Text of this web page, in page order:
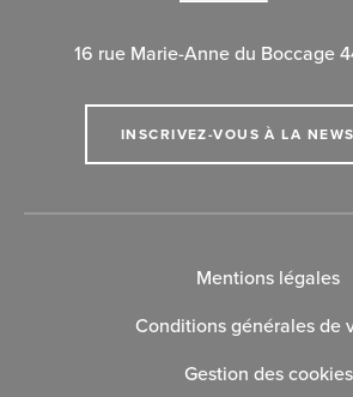
16 rue Marie-Anne du Boccage
INSCRIVEZ-VOUS À LA
Mentions légales
Conditions générales de
Gestion des cookies